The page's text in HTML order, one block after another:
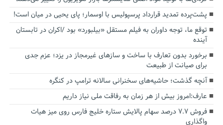
پشت‌پرده تمدید قرارداد پرسپولیس با اوسمار؛ پای یحیی در میان است!
توقع ما، توجه داوران به فیلم مستقل «بیلبورد» بود /اکران در تابستان
آینده
برخورد بدون تعارف با ساخت‌ و سازهای غیرمجاز در یزد؛ عزم جدی
برای صیانت از طبیعت
آنچه گذشت؛ حاشیه‌های سخنرانی سالانه ترامپ در کنگره
عارف:امروز بیش از هر زمان به رفاقت ملی نیاز داریم
فروش ۷.۷ درصد سهام پالایش ستاره خلیج فارس روی میز هیات
واگذاری